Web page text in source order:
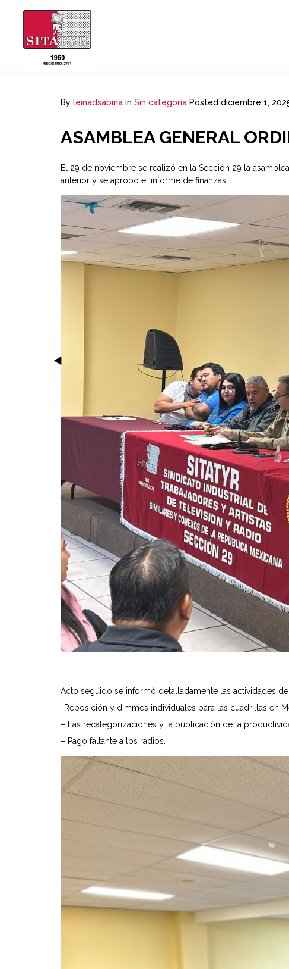
By leinadsabina in Sin categoría Posted diciembre 1,
ASAMBLEA GENERAL
El 29 de noviembre se realizó en la Sección 29 la
anterior y se aprobó el informe de finanzas.
Acto seguido se informó detalladamente las actividades
-Reposición y dimmes individuales para las cuadrillas en
– Las recategorizaciones y la publicación de la
– Pago faltante a los radios.